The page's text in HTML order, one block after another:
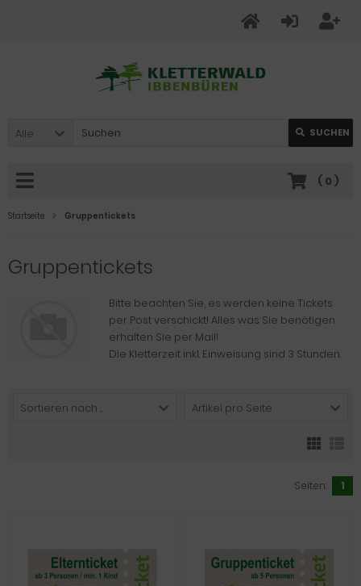
Alle SUCHEN
( 0 )
Startseite Gruppentickets
Gruppentickets
Bitte beachten Sie, es werden keine Tickets
per Post verschickt! Alles was Sie benötigen
erhalten Sie per Mail!
Die Kletterzeit inkl. Einweisung sind 3 Stunden.
Sortieren nach ... Artikel pro Seite
Seiten: 1